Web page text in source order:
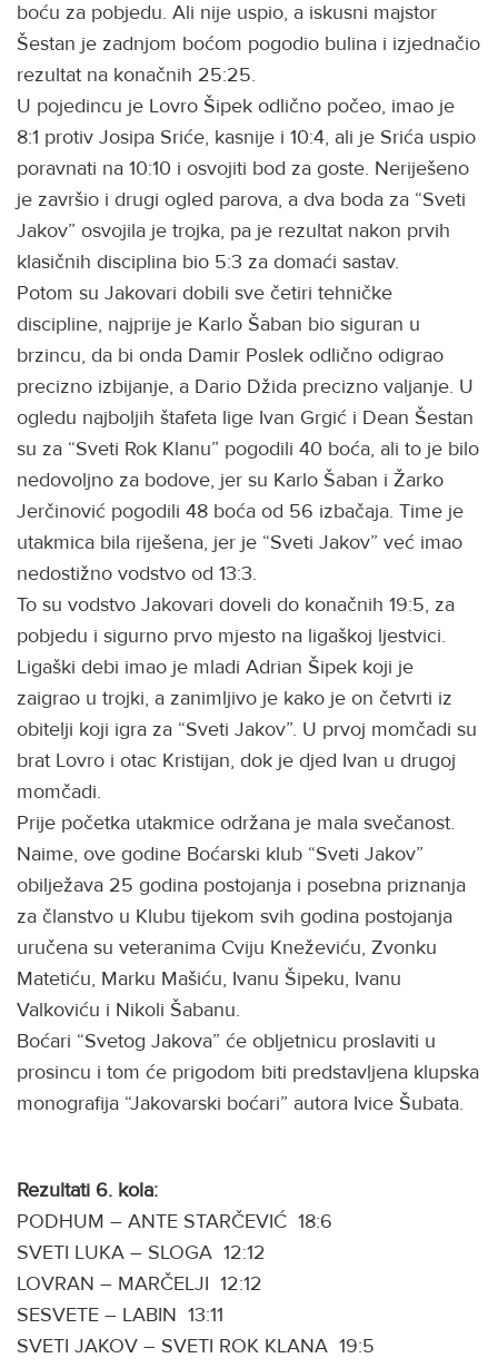
boću za pobjedu. Ali nije uspio, a iskusni majstor
Šestan je zadnjom boćom pogodio bulina i izjednačio
rezultat na konačnih 25:25.
U pojedincu je Lovro Šipek odlično počeo, imao je
8:1 protiv Josipa Sriće, kasnije i 10:4, ali je Srića uspio
poravnati na 10:10 i osvojiti bod za goste. Neriješeno
je završio i drugi ogled parova, a dva boda za “Sveti
Jakov” osvojila je trojka, pa je rezultat nakon prvih
klasičnih disciplina bio 5:3 za domaći sastav.
Potom su Jakovari dobili sve četiri tehničke
discipline, najprije je Karlo Šaban bio siguran u
brzincu, da bi onda Damir Poslek odlično odigrao
precizno izbijanje, a Dario Džida precizno valjanje. U
ogledu najboljih štafeta lige Ivan Grgić i Dean Šestan
su za “Sveti Rok Klanu” pogodili 40 boća, ali to je bilo
nedovoljno za bodove, jer su Karlo Šaban i Žarko
Jerčinović pogodili 48 boća od 56 izbačaja. Time je
utakmica bila riješena, jer je “Sveti Jakov” već imao
nedostižno vodstvo od 13:3.
To su vodstvo Jakovari doveli do konačnih 19:5, za
pobjedu i sigurno prvo mjesto na ligaškoj ljestvici.
Ligaški debi imao je mladi Adrian Šipek koji je
zaigrao u trojki, a zanimljivo je kako je on četvrti iz
obitelji koji igra za “Sveti Jakov”. U prvoj momčadi su
brat Lovro i otac Kristijan, dok je djed Ivan u drugoj
momčadi.
Prije početka utakmice održana je mala svečanost.
Naime, ove godine Boćarski klub “Sveti Jakov”
obilježava 25 godina postojanja i posebna priznanja
za članstvo u Klubu tijekom svih godina postojanja
uručena su veteranima Cviju Kneževiću, Zvonku
Matetiću, Marku Mašiću, Ivanu Šipeku, Ivanu
Valkoviću i Nikoli Šabanu.
Boćari “Svetog Jakova” će obljetnicu proslaviti u
prosincu i tom će prigodom biti predstavljena klupska
monografija “Jakovarski boćari” autora Ivice Šubata.
Rezultati 6. kola:
PODHUM – ANTE STARČEVIĆ 18:6
SVETI LUKA – SLOGA 12:12
LOVRAN – MARČELJI 12:12
SESVETE – LABIN 13:11
SVETI JAKOV – SVETI ROK KLANA 19:5